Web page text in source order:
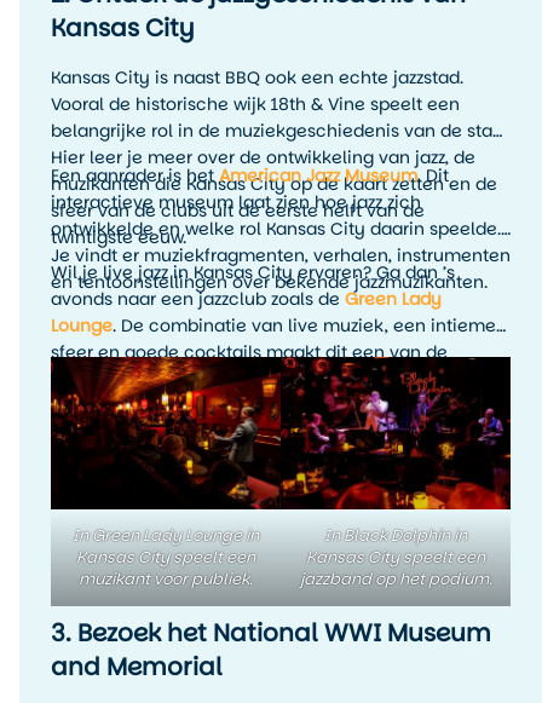
Kansas City
Kansas City is naast BBQ ook een echte jazzstad.
Vooral de historische wijk 18th & Vine speelt een
belangrijke rol in de muziekgeschiedenis van de stad.
Hier leer je meer over de ontwikkeling van jazz, de
muzikanten die Kansas City op de kaart zetten en de
sfeer van de clubs uit de eerste helft van de
twintigste eeuw.
Een aanrader is hetAmerican Jazz Museum. Dit
interactieve museum laat zien hoe jazz zich
ontwikkelde en welke rol Kansas City daarin speelde.
Je vindt er muziekfragmenten, verhalen, instrumenten
en tentoonstellingen over bekende jazzmuzikanten.
Wil je live jazz in Kansas City ervaren? Ga dan ’s
avonds naar een jazzclub zoals de Green Lady
Lounge. De combinatie van live muziek, een intieme
sfeer en goede cocktails maakt dit een van de
leukste avondactiviteiten in Kansas City. Het is
precies zo’n ervaring die je reis persoonlijker maakt
dan alleen het afvinken van bezienswaardigheden.
In Green Lady Lounge in
Kansas City speelt een
muzikant voor publiek.
In Black Dolphin in
Kansas City speelt een
jazzband op het podium.
3. Bezoek het National WWI Museum
and Memorial